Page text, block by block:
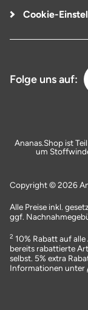
Cookie-
Folge uns auf:
Ananas.Shop ist
um
Copyright © 2026
Alle Preise inkl.
ggf.
2 10% Rabatt auf
bereits rabattierte
selbst. 5% extra
Informationen unter